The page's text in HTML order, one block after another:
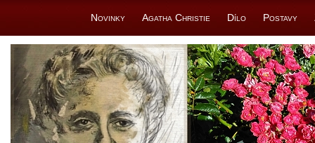
Novinky Agatha Christie Dílo Postavy